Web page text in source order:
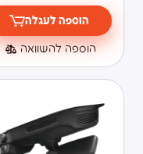
הוספה להשוואה
הוספה לעגלה